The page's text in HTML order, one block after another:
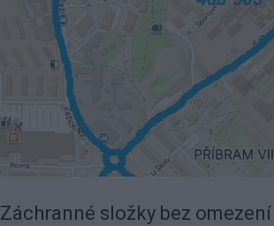
Záchranné složky bez omezení